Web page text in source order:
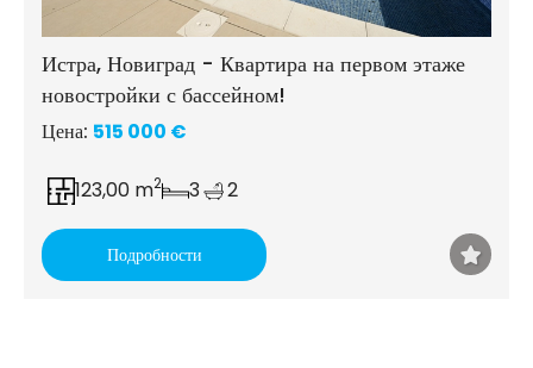
Истра, Новиград - Квартира на первом этаже
новостройки с бассейном!
Цена: 515 000 €
123,00 m2 3 2
Подробности